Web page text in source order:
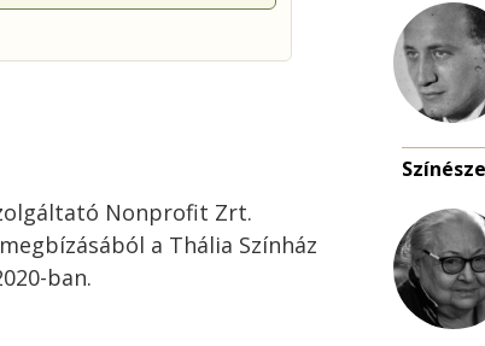
Nonprofit Zrt.
a Thália Színház
ban.